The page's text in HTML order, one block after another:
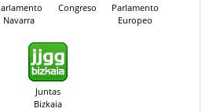
Navarra
Congreso
Parlamento
Europeo
Juntas
Bizkaia